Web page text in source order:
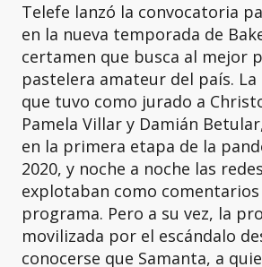
Telefe lanzó la convocatoria
en la nueva temporada de
certamen que busca al mejor
pastelera amateur del país.
que tuvo como jurado a
Pamela Villar y Damián
en la primera etapa de la
2020, y noche a noche las
explotaban como
programa. Pero a su vez, la
movilizada por el escándalo
conocerse que Samanta, a